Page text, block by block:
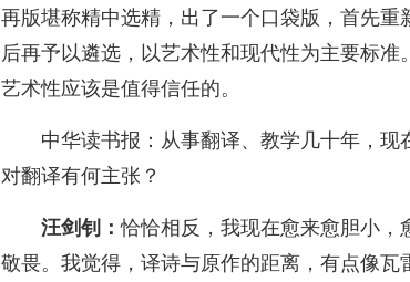
再版堪称精中选精，出了一个口袋版，首先
后再予以遴选，以艺术性和现代性为主要标
艺术性应该是值得信任的。
中华读书报：从事翻译、教学几十年，
对翻译有何主张？
汪剑钊：恰恰相反，我现在愈来愈胆小，
敬畏。我觉得，译诗与原作的距离，有点像瓦